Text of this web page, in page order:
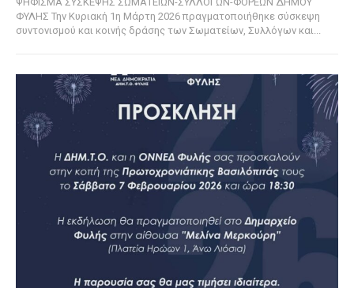
ΦΥΛΗΣ Την Κυριακή 1η Μάρτη 2026 πραγματοποιήθηκε σύσκεψη
συντονισμού και κοινής δράσης των Σωματείων, Συλλόγων και...